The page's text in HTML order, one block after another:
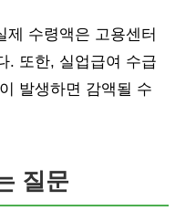
제 수령액은 고용센터
. 또한, 실업급여 수급
발생하면 감액될 수
질문